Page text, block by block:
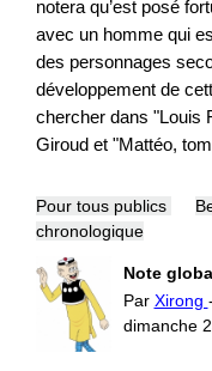
notera qu’est posé
avec un homme qui
des personnages
développement de
chercher dans "Louis
Giroud et "Mattéo,
Pour tous publics
chronologique
Note
Par Xirong
dimanche